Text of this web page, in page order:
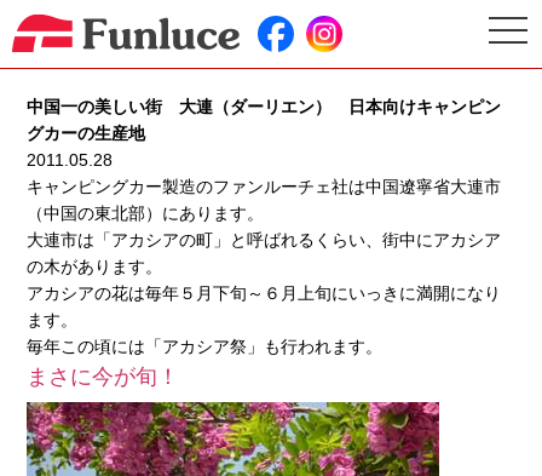
中国一の美しい街 大連（ダーリエン） 日本向けキャンピン
グカーの生産地
2011.05.28
キャンピングカー製造のファンルーチェ社は中国遼寧省大連市
（中国の東北部）にあります。
大連市は「アカシアの町」と呼ばれるくらい、街中にアカシア
の木があります。
アカシアの花は毎年５月下旬～６月上旬にいっきに満開になり
ます。
毎年この頃には「アカシア祭」も行われます。
まさに今が旬！